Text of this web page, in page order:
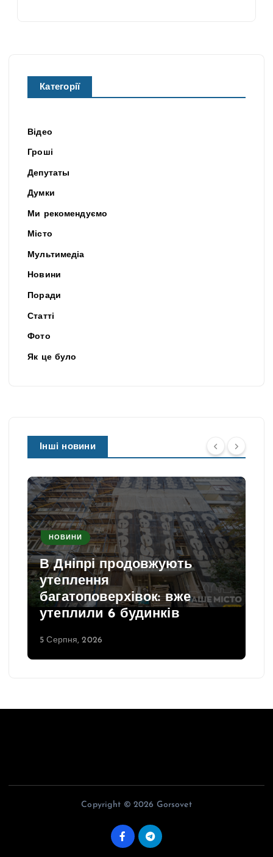
Категорії
Відео
Гроші
Депутаты
Думки
Ми рекомендуємо
Місто
Мультимедіа
Новини
Поради
Статті
Фото
Як це було
Інші новини
НОВИНИ
В Дніпрі продовжують
утеплення
багатоповерхівок: вже
утеплили 6 будинків
5 Серпня, 2026
Copyright © 2026 Gorsovet